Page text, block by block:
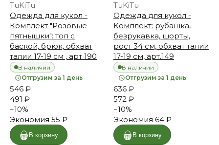
TuKiTu
Одежда для кукол -
Комплект "Розовые
пятнышки": топ с
баской, брюк, обхват
талии 17-19 см , арт 190
В наличии
Отгрузим за 1 день
546 ₽
491 ₽
−10%
Экономия 55 ₽
В корзину
TuKiTu
Одежда для кукол -
Комплект: рубашка,
безрукавка, шорты,
рост 34 см, обхват талии
17-19 см, арт.149
В наличии
Отгрузим за 1 день
636 ₽
572 ₽
−10%
Экономия 64 ₽
В корзину